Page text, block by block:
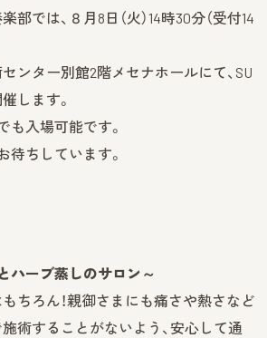
では、８月8日（火）14時30分（受付14
ンター別館2階メセナホールにて、SU
します。
も入場可能です。
待ちしています。
ハーブ蒸しのサロン～
ちろん！親御さまにも痛さや熱さなど
術することがないよう、安心して通